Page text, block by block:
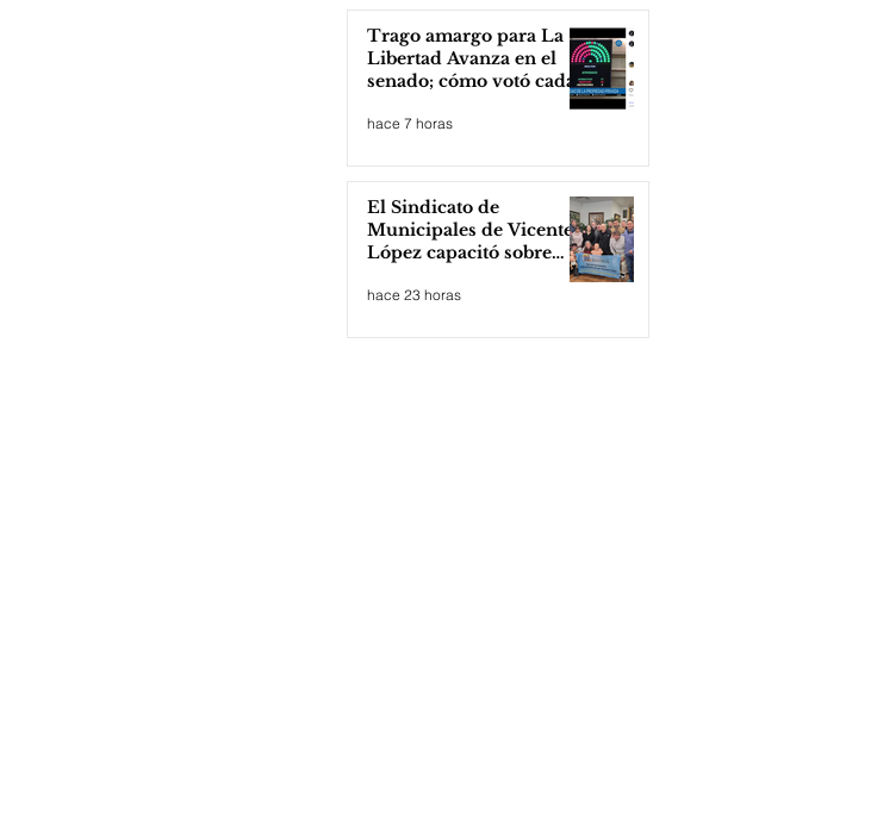
Trago amargo para La
Libertad Avanza en el
senado; cómo votó cada
hace 7 horas
El Sindicato de
Municipales de Vicente
López capacitó sobre
hace 23 horas